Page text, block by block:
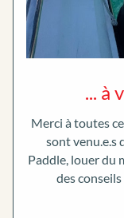
... à
Merci à toutes
sont venu.e.s
Paddle, louer du
des